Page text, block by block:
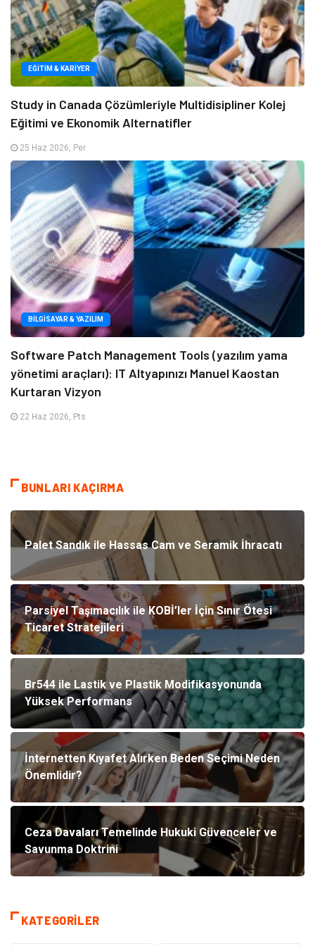
EĞITIM & KARIYER
Study in Canada Çözümleriyle Multidisipliner Kolej
Eğitimi ve Ekonomik Alternatifler
25 Haz 2026, Per
BILGISAYAR & YAZILIM
Software Patch Management Tools (yazılım yama
yönetimi araçları): IT Altyapınızı Manuel Kaostan
Kurtaran Vizyon
22 Haz 2026, Pts
BUNLARI KAÇIRMA
Palet Sandık ile Hassas Cam ve Seramik İhracatı
Parsiyel Taşımacılık ile KOBİ’ler İçin Sınır Ötesi
Ticaret Stratejileri
Br544 ile Lastik ve Plastik Modifikasyonunda
Yüksek Performans
İnternetten Kıyafet Alırken Beden Seçimi Neden
Önemlidir?
Ceza Davaları Temelinde Hukuki Güvenceler ve
Savunma Doktrini
KATEGORILER